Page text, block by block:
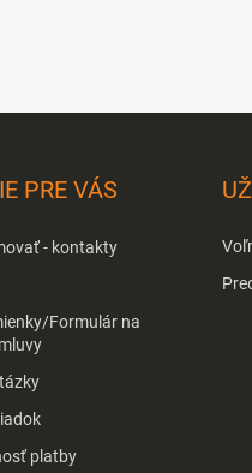
PRE VÁS
- kontakty
Formulár na
platby